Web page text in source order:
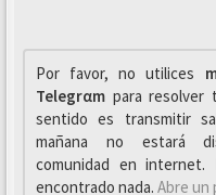
Por favor, no utilices
Telegrαm para resolver
sentido es transmitir
mañana no estará
comunidad en
encontrado nada. Abre un